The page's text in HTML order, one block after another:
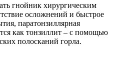
гнойник хирургическим
осложнений и быстрое
паратонзиллярная
как тонзиллит – с помощью
полосканий горла.